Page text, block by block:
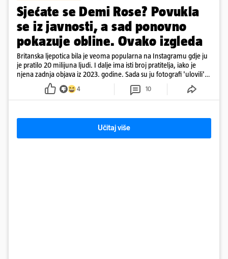
Sjećate se Demi Rose? Povukla
se iz javnosti, a sad ponovno
pokazuje obline. Ovako izgleda
Britanska ljepotica bila je veoma popularna na Instagramu gdje ju
je pratilo 20 milijuna ljudi. I dalje ima isti broj pratitelja, iako je
njena zadnja objava iz 2023. godine. Sada su ju fotografi 'ulovili'
4 10
Učitaj više